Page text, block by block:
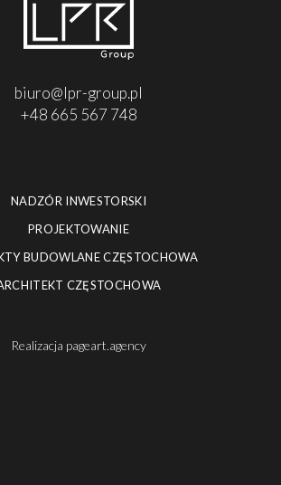
biuro@lpr-group.pl
+48 665 567 748
NADZÓR INWESTORSKI
PROJEKTOWANIE
BUDOWLANE CZĘSTOCHOWA
CZĘSTOCHOWA
Realizacja pageart.agency